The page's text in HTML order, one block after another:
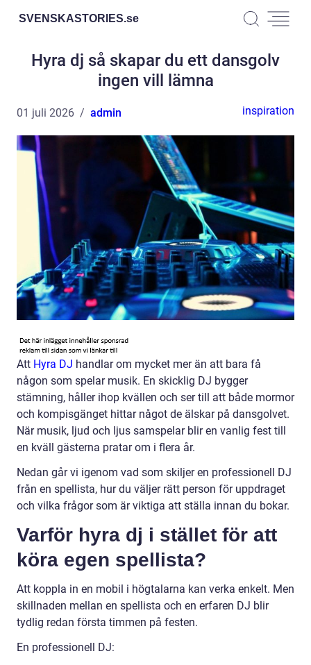
SVENSKASTORIES.se
Hyra dj så skapar du ett dansgolv
ingen vill lämna
01 juli 2026 admin inspiration
Att Hyra DJ handlar om mycket mer än att bara få
någon som spelar musik. En skicklig DJ bygger
stämning, håller ihop kvällen och ser till att både mormor
och kompisgänget hittar något de älskar på dansgolvet.
När musik, ljud och ljus samspelar blir en vanlig fest till
en kväll gästerna pratar om i flera år.
Nedan går vi igenom vad som skiljer en professionell DJ
från en spellista, hur du väljer rätt person för uppdraget
och vilka frågor som är viktiga att ställa innan du bokar.
Varför hyra dj i stället för att
köra egen spellista?
Att koppla in en mobil i högtalarna kan verka enkelt. Men
skillnaden mellan en spellista och en erfaren DJ blir
tydlig redan första timmen på festen.
En professionell DJ: